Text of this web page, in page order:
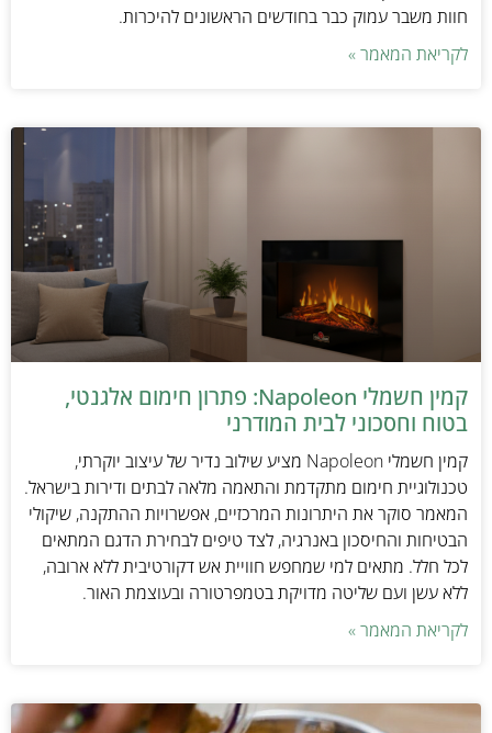
חוות משבר עמוק כבר בחודשים הראשונים להיכרות.
לקריאת המאמר »
קמין חשמלי Napoleon: פתרון חימום אלגנטי,
בטוח וחסכוני לבית המודרני
קמין חשמלי Napoleon מציע שילוב נדיר של עיצוב יוקרתי,
טכנולוגיית חימום מתקדמת והתאמה מלאה לבתים ודירות בישראל.
המאמר סוקר את היתרונות המרכזיים, אפשרויות ההתקנה, שיקולי
הבטיחות והחיסכון באנרגיה, לצד טיפים לבחירת הדגם המתאים
לכל חלל. מתאים למי שמחפש חוויית אש דקורטיבית ללא ארובה,
ללא עשן ועם שליטה מדויקת בטמפרטורה ובעוצמת האור.
לקריאת המאמר »